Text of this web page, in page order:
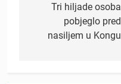
navigation
Tri hiljade osoba
pobjeglo pred
nasiljem u Kongu